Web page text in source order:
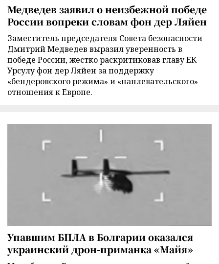
Медведев заявил о неизбежной победе
России вопреки словам фон дер Ляйен
Заместитель председателя Совета безопасности
Дмитрий Медведев выразил уверенность в
победе России, жестко раскритиковав главу ЕК
Урсулу фон дер Ляйен за поддержку
«бендеровского режима» и «наплевательского»
отношения к Европе.
Упавшим БПЛА в Болгарии оказался
украинский дрон-приманка «Майя»